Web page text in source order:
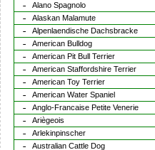
Alano Spagnolo
Alaskan Malamute
Alpenlaendische Dachsbracke
American Bulldog
American Pit Bull Terrier
American Staffordshire Terrier
American Toy Terrier
American Water Spaniel
Anglo-Francaise Petite Venerie
Ariègeois
Arlekinpinscher
Australian Cattle Dog